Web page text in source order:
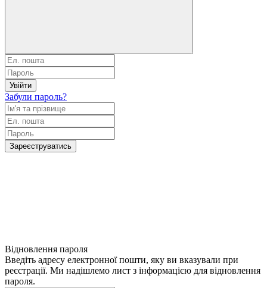
Увійти
Забули пароль?
Зареєструватись
Відновлення пароля
Введіть адресу електронної пошти, яку ви вказували при
реєстрації. Ми надішлемо лист з інформацією для відновлення
пароля.